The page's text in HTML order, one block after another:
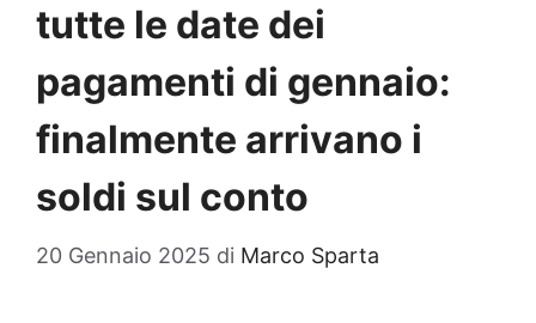
tutte le date dei
pagamenti di gennaio:
finalmente arrivano i
soldi sul conto
20 Gennaio 2025 di Marco Sparta